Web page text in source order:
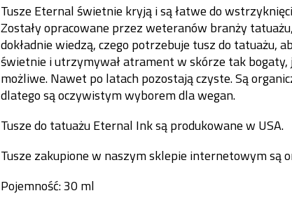
Tusze Eternal świetnie kryją i są łatwe do
Zostały opracowane przez weteranów branży
dokładnie wiedzą, czego potrzebuje tusz do tatuażu,
świetnie i utrzymywał atrament w skórze tak
możliwe. Nawet po latach pozostają czyste. Są
dlatego są oczywistym wyborem dla wegan.
Tusze do tatuażu Eternal Ink są produkowane w USA.
Tusze zakupione w naszym sklepie internetowym są
Pojemność: 30 ml